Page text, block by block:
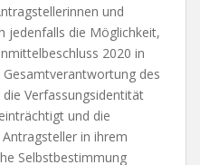
und
jedenfalls die Möglichkeit,
2020 in
des
Verfassungsidentität
und die
in ihrem
Selbstbestimmung